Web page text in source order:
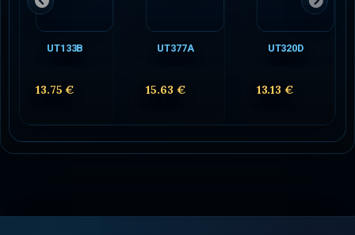
UT133B
13.75 €
UT377A
15.63 €
UT320D
13.13 €